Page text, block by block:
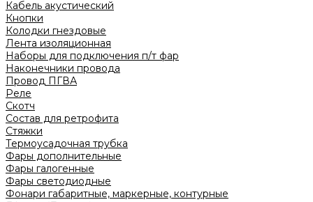
Кабель акустический
Кнопки
Колодки гнездовые
Лента изоляционная
Наборы для подключения п/т фар
Наконечники провода
Провод ПГВА
Реле
Скотч
Состав для ретрофита
Стяжки
Термоусадочная трубка
Фары дополнительные
Фары галогенные
Фары светодиодные
Фонари габаритные, маркерные, контурные